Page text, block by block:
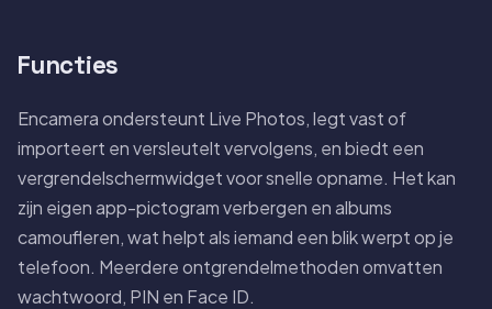
Functies
Encamera ondersteunt Live Photos, legt vast of
importeert en versleutelt vervolgens, en biedt een
vergrendelschermwidget voor snelle opname. Het kan
zijn eigen app-pictogram verbergen en albums
camoufleren, wat helpt als iemand een blik werpt op je
telefoon. Meerdere ontgrendelmethoden omvatten
wachtwoord, PIN en Face ID.